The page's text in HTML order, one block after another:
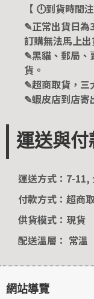
【 🕛到貨時間
✎正常出貨日為
訂購無法馬上
✎黑貓、郵局、
貨。
✎超商取貨，三
✎蝦皮店到店寄
運送與付
運送方式：7-11,
付款方式：超商
供貨模式：現貨
配送溫層： 常溫
網站導覽